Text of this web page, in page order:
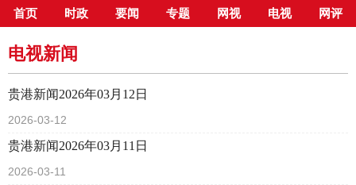
首页 时政 要闻 专题 网视 电视 网评
当前位置： 首页> 新闻中心> 电视新闻
电视新闻
贵港新闻2026年03月12日
2026-03-12
贵港新闻2026年03月11日
2026-03-11